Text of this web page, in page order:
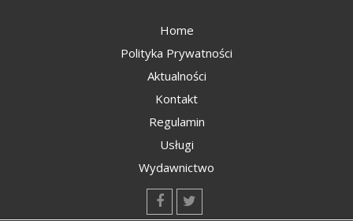
Home
Polityka Prywatności
Aktualności
Kontakt
Regulamin
Usługi
Wydawnictwo